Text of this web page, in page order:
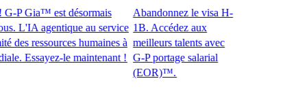
Gia™ est désormais
agentique au service
ressources humaines à
le maintenant !​​
Abandonnez le visa H-
1B. Accédez aux
meilleurs talents avec
G-P portage salarial
(EOR)™.​​